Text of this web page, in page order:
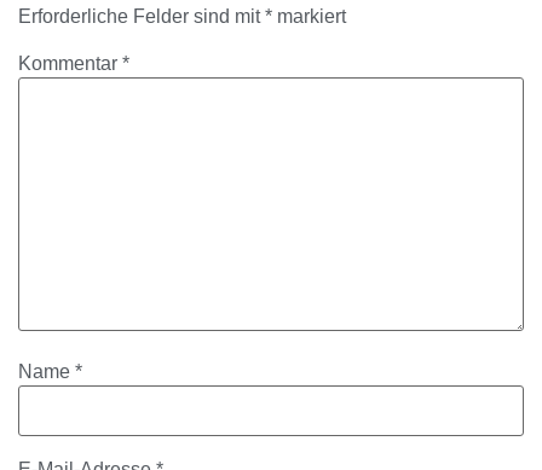
Erforderliche Felder sind mit* markiert
Kommentar *
Name *